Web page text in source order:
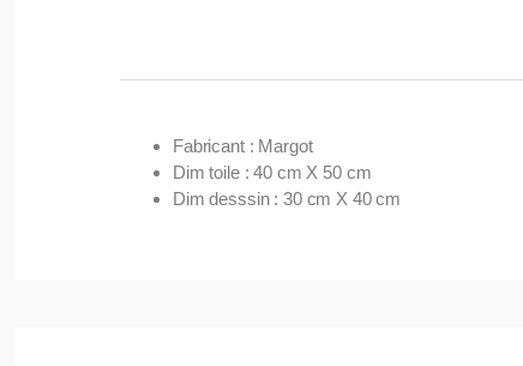
Fabricant : Margot
Dim toile : 40 cm X 50 cm
Dim desssin : 30 cm X 40 cm